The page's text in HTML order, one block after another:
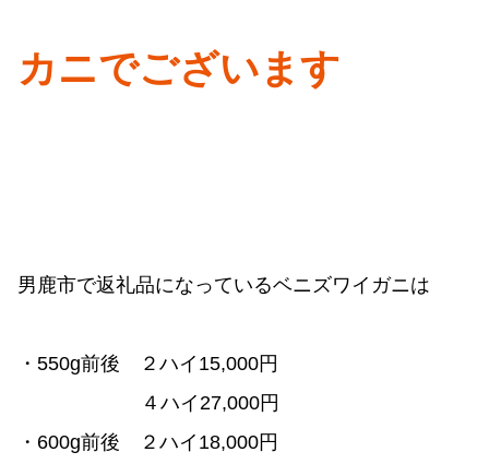
カニでございます
男鹿市で返礼品になっているベニズワイガニは
・550g前後 ２ハイ15,000円
４ハイ27,000円
・600g前後 ２ハイ18,000円